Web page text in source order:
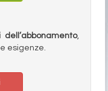
dell’abbonamento,
esigenze.